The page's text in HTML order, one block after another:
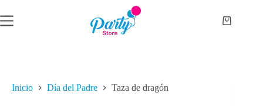
al
contenido
Carro
Inicio Día del Padre Taza de dragón